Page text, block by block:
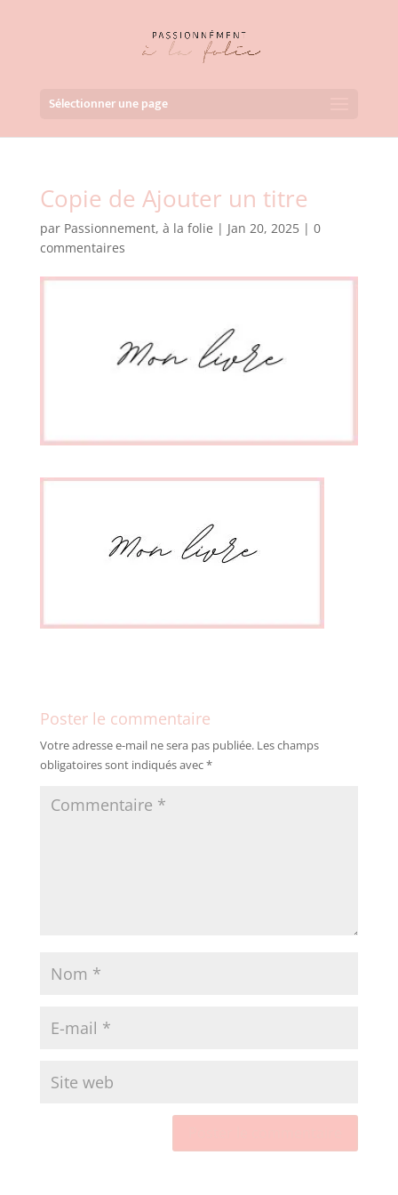
Sélectionner une page
Copie de Ajouter un titre
par Passionnement, à la folie | Jan 20, 2025| 0
commentaires
Poster le commentaire
Votre adresse e-mail ne sera pas publiée. Les champs
obligatoires sont indiqués avec*